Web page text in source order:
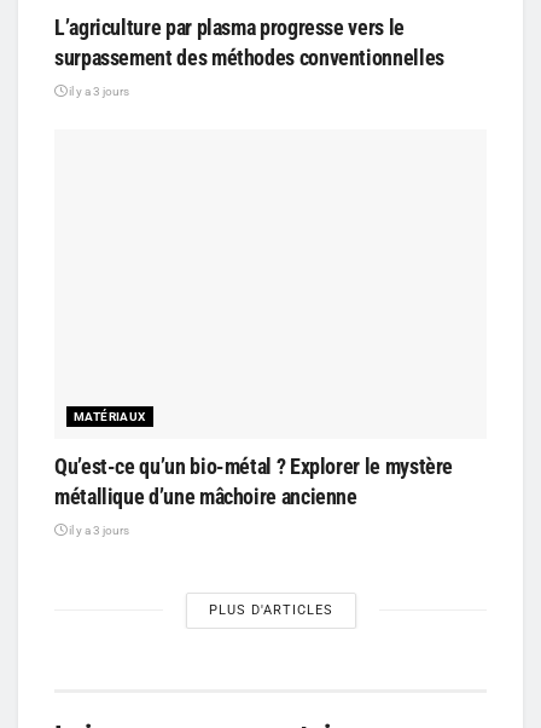
L’agriculture par plasma progresse vers le
surpassement des méthodes conventionnelles
il y a 3 jours
MATÉRIAUX
Qu’est-ce qu’un bio-métal ? Explorer le mystère
métallique d’une mâchoire ancienne
il y a 3 jours
PLUS D'ARTICLES